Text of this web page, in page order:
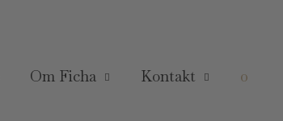
Om Ficha Kontakt 0